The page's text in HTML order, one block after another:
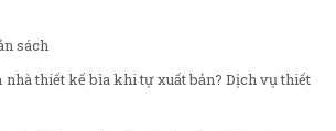
sách
thiết kế bìa khi tự xuất bản? Dịch vụ thiết